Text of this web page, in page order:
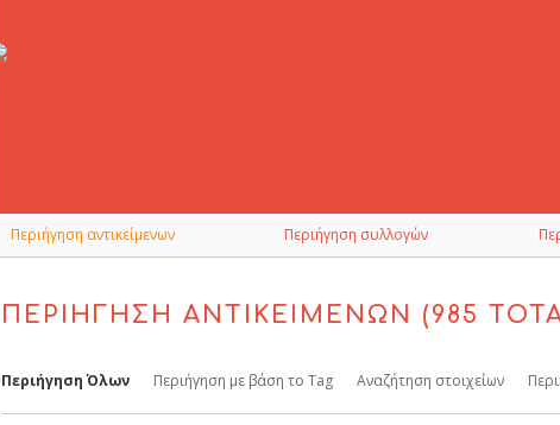
Περιήγηση αντικείμενων Περιήγηση συλλογών
ΠΕΡΙΉΓΗΣΗ ΑΝΤΙΚΕΊΜΕΝΩΝ (985
Περιήγηση Όλων Περιήγηση με βάση το Tag Αναζήτηση στοιχείων